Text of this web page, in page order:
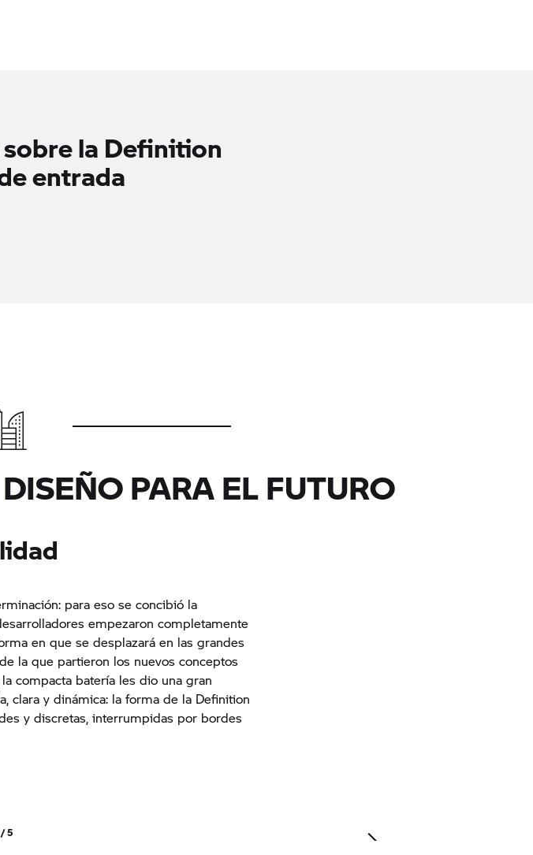
la Definition
entrada
PARA EL FUTURO
para eso se concibió la
empezaron completamente
en que se desplazará en las grandes
la que partieron los nuevos conceptos
compacta batería les dio una gran
clara y dinámica: la forma de la Definition
y discretas, interrumpidas por bordes
5